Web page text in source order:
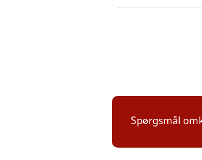
Spørgsmål